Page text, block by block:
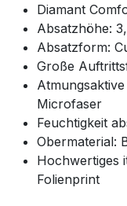
Diamant
Absatzhöhe:
Absatzform:
Große
Microfaser
Feuchtigkeit
Obermaterial:
Hochwertiges
Folienprint